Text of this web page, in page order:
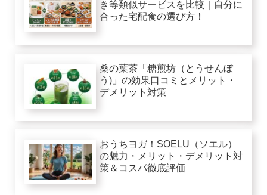
き等類似サービスを比較｜自分に
合った宅配食の選び方！
桑の葉茶「糖煎坊（とうせんぼ
う)」の効果口コミとメリット・
デメリット対策
おうちヨガ！SOELU（ソエル）
の魅力・メリット・デメリット対
策＆コスパ徹底評価